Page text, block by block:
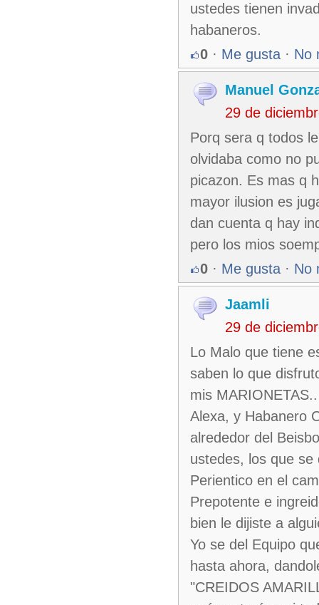
ustedes tienen
habaneros.
0 · Me gusta · No
Manuel
29 de
Porq sera q todos
olvidaba como no
picazon. Es mas q
mayor ilusion es
dan cuenta q hay
pero los mios
0 · Me gusta · No
Jaamli
29 de
Lo Malo que tiene
saben lo que
mis
Alexa, y Habanero
alrededor del
ustedes, los que
Perientico en el
Prepotente e
bien le dijiste a
Yo se del Equipo
hasta ahora,
"CREIDOS